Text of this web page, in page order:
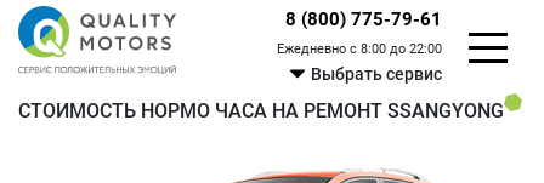
8 (800) 775-79-61
Ежедневно с 8:00 до 22:00
Выбрать сервис
СТОИМОСТЬ НОРМО ЧАСА НА РЕМОНТ SSANGYONG